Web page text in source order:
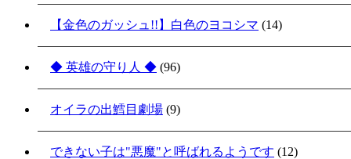
【金色のガッシュ!!】白色のヨコシマ (14)
◆ 英雄の守り人 ◆ (96)
オイラの出鱈目劇場 (9)
できない子は"悪魔"と呼ばれるようです (12)